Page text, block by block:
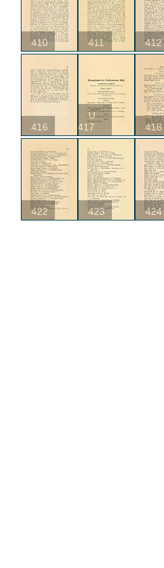
410 411 412
416
U
417
418
422 423 424